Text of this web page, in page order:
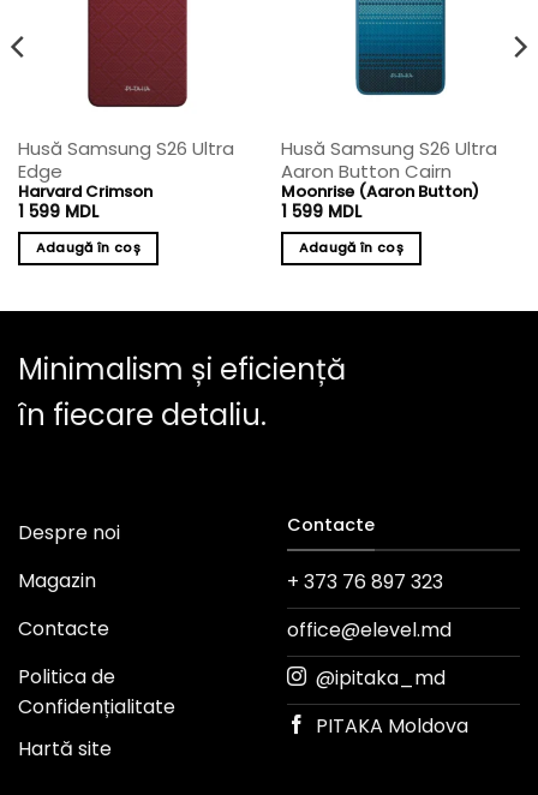
Husă Samsung S26 Ultra
Edge
Harvard Crimson
1 599 MDL
Adaugă în coș
Husă Samsung S26 Ultra
Aaron Button Cairn
Moonrise (Aaron Button)
1 599 MDL
Adaugă în coș
Minimalism și eficiență
în fiecare detaliu.
Despre noi
Magazin
Contacte
Politica de
Confidențialitate
Hartă site
Contacte
+ 373 76 897 323
office@elevel.md
@ipitaka_md
PITAKA Moldova